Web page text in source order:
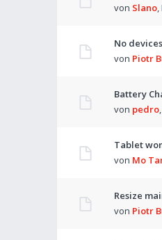
von Slano,
No
von Piotr
Battery
von pedro,
Tablet
von Mo
Resize
von Piotr